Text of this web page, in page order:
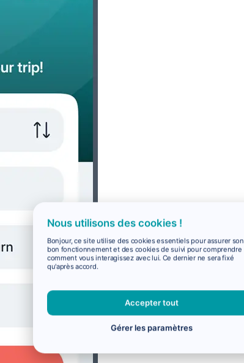
Nous utilisons des cookies !
Bonjour, ce site utilise des cookies essentiels pour assurer son
bon fonctionnement et des cookies de suivi pour comprendre
comment vous interagissez avec lui. Ce dernier ne sera fixé
qu'après accord.
Accepter tout
Gérer les paramètres